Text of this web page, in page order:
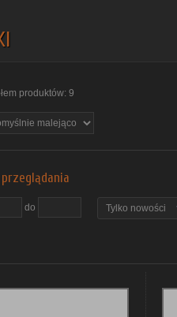
produktów: 9
do Tylko nowości